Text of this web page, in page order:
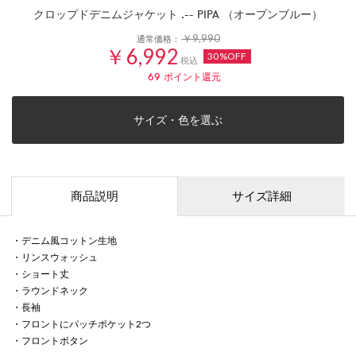
クロップドデニムジャケット .-- PIPA （オープンブルー）
通常価格：￥9,990
￥6,992 税込 30%OFF
69 ポイント還元
サイズ・色を選ぶ
商品説明 サイズ詳細
・デニム風コットン生地
・リンスウォッシュ
・ショート丈
・ラウンドネック
・長袖
・フロントにパッチポケット2つ
・フロントボタン